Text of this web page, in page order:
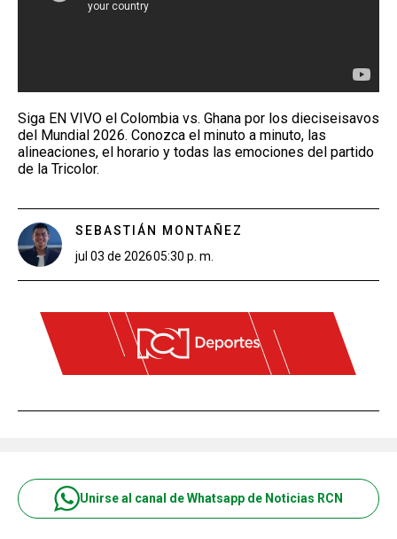
Siga EN VIVO el Colombia vs. Ghana por los dieciseisavos
del Mundial 2026. Conozca el minuto a minuto, las
alineaciones, el horario y todas las emociones del partido
de la Tricolor.
SEBASTIÁN MONTAÑEZ
jul 03 de 202605:30 p. m.
Unirse al canal de Whatsapp de Noticias RCN